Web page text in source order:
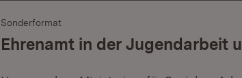
Sonderformat
Ehrenamt in der Jugendarbeit